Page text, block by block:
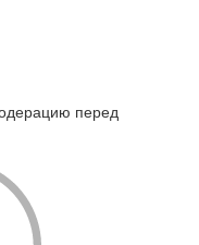
перед